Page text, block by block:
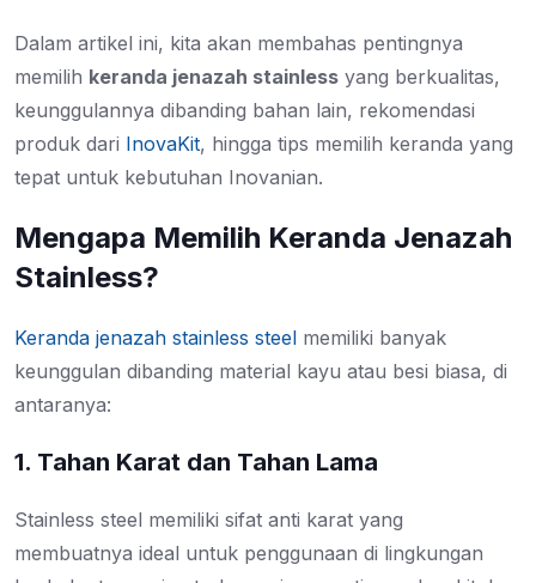
Dalam artikel ini, kita akan membahas pentingnya
memilih keranda jenazah stainless yang berkualitas,
keunggulannya dibanding bahan lain, rekomendasi
produk dari InovaKit, hingga tips memilih keranda yang
tepat untuk kebutuhan Inovanian.
Mengapa Memilih Keranda Jenazah
Stainless?
Keranda jenazah stainless steel memiliki banyak
keunggulan dibanding material kayu atau besi biasa, di
antaranya:
1. Tahan Karat dan Tahan Lama
Stainless steel memiliki sifat anti karat yang
membuatnya ideal untuk penggunaan di lingkungan